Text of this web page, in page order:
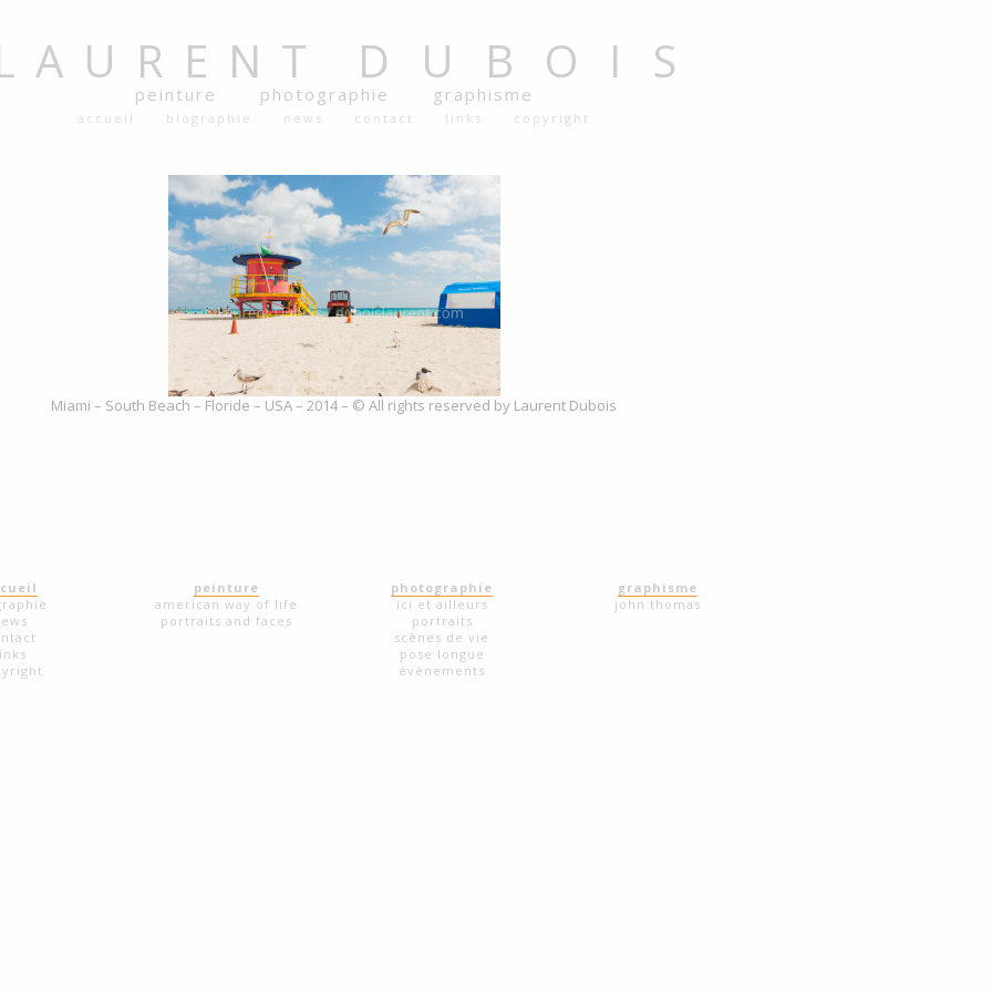
DUBOIS
peinture photographie graphisme
accueil biographie news contact links copyright
Miami – South Beach – Floride – USA – 2014 – © All rights reserved by Laurent Dubois
peinture
american way of life
portraits and faces
photographie
ici et ailleurs
portraits
scènes de vie
pose longue
évènements
graphisme
john thomas